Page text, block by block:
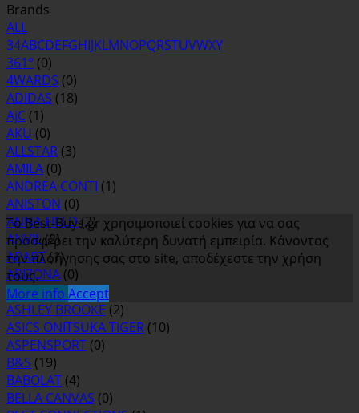
Brands
ALL
34ABCDEFGHIJKLMNOPQRSTUVWXY
361° (0)
4WARDS (0)
ADIDAS (18)
AjC (1)
AKU (0)
ALLSTAR (3)
AMILA (0)
ANDREA CONTI (1)
ANISTON (0)
ANNA FIELD(2)
ANVIL(2)
APART(1)
ARIZONA (0)
ASH(0)
ASHLEY BROOKE (2)
ASICS ONITSUKA TIGER (10)
ASPENSPORT (0)
B&S (19)
BABOLAT (4)
BELLA CANVAS (0)
Το Best-Buys.gr χρησιμοποιεί cookies για να σας
προσφέρει την καλύτερη δυνατή εμπειρία. Κάνοντας
την πλοήγησης σας στο site, αποδέχεστε την χρήση
τους.
More info Accept